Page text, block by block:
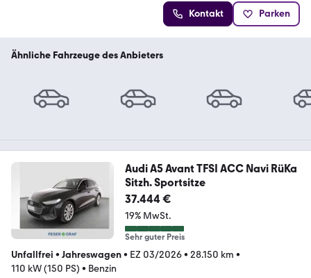
Kontakt Parken
Ähnliche Fahrzeuge des Anbieters
Audi A5 Avant TFSI ACC Navi RüKa
Sitzh. Sportsitze
37.444 €
19% MwSt.
Sehr guter Preis
Unfallfrei • Jahreswagen• EZ 03/2026• 28.150 km •
110 kW (150 PS) • Benzin